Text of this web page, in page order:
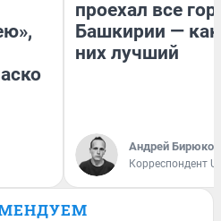
проехал все
Башкирии —
них лучший
Андрей Бирюков
Корреспондент